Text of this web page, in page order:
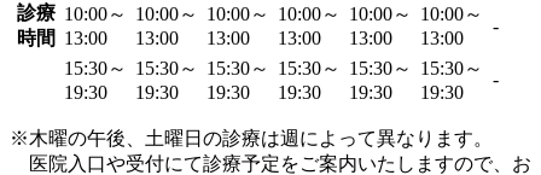
診療
時間
10:00～
13:00
10:00～
13:00
10:00～
13:00
10:00～
13:00
10:00～
13:00
10:00～
13:00
-
15:30～
19:30
15:30～
19:30
15:30～
19:30
15:30～
19:30
15:30～
19:30
15:30～
19:30
-
※木曜の午後、土曜日の診療は週によって異なります。
医院入口や受付にて診療予定をご案内いたしますので、お